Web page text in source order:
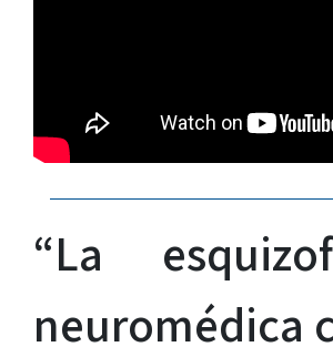
“La
neuromédica